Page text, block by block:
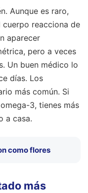
Aunque es raro,
cuerpo reacciona de
aparecer
pero a veces
Un buen médico lo
días. Los
más común. Si
3, tienes más
a casa.
como flores
más